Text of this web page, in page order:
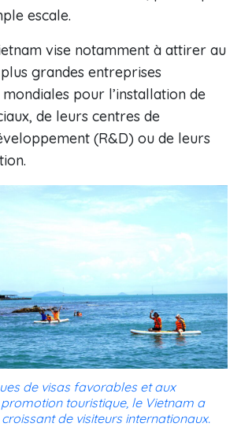
escale.
vise notamment à attirer au
grandes entreprises
pour l’installation de
de leurs centres de
(R&D) ou de leurs
de visas favorables et aux
touristique, le Vietnam a
de visiteurs internationaux.